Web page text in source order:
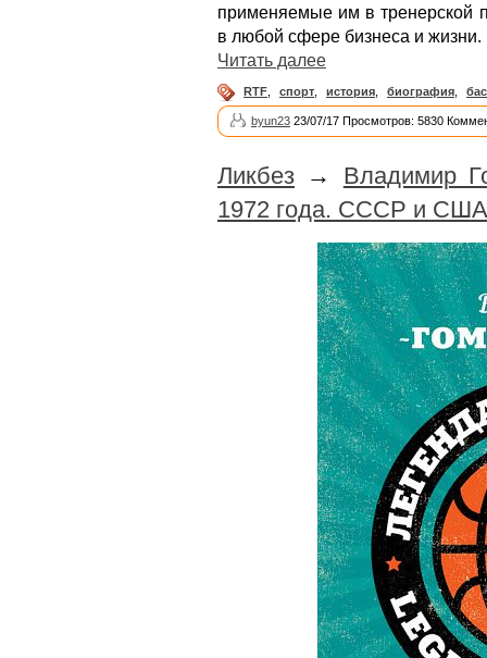
применяемые им в тренерской
в любой сфере бизнеса и жизни.
Читать далее
RTF спорт история биография
byun23 23/07/17 Просмотров: 5830
Ликбез → Владимир
1972 года. СССР и США